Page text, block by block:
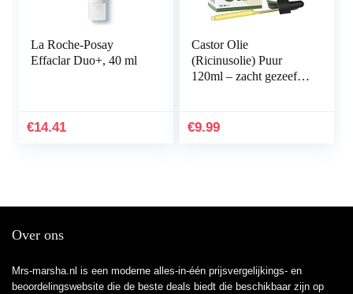
La Roche-Posay
Effaclar Duo+, 40 ml
€14.41
Castor Olie
(Ricinusolie) Puur
120ml – zacht gezeefd
natuurlijk serum
€9.99
Over ons
Mrs-marsha.nl is een moderne alles-in-één prijsvergelijkings- en
beoordelingswebsite die de beste deals biedt die beschikbaar zijn op